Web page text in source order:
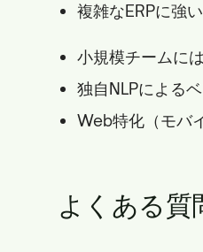
複雑なERPに強
小規模チームに
独自NLPによる
Web特化（モバ
よくある質